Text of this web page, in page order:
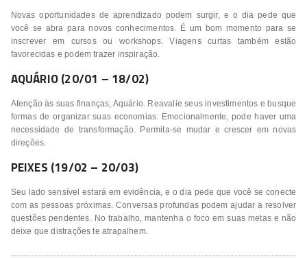
Novas oportunidades de aprendizado podem surgir, e o dia pede que
você se abra para novos conhecimentos. É um bom momento para se
inscrever em cursos ou workshops. Viagens curtas também estão
favorecidas e podem trazer inspiração.
AQUÁRIO (20/01 – 18/02)
Atenção às suas finanças, Aquário. Reavalie seus investimentos e busque
formas de organizar suas economias. Emocionalmente, pode haver uma
necessidade de transformação. Permita-se mudar e crescer em novas
direções.
PEIXES (19/02 – 20/03)
Seu lado sensível estará em evidência, e o dia pede que você se conecte
com as pessoas próximas. Conversas profundas podem ajudar a resolver
questões pendentes. No trabalho, mantenha o foco em suas metas e não
deixe que distrações te atrapalhem.